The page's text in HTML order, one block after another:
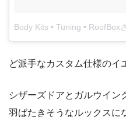
ど派手なカスタム仕様のイ
シザーズドアとガルウイン
羽ばたきそうなルックスに